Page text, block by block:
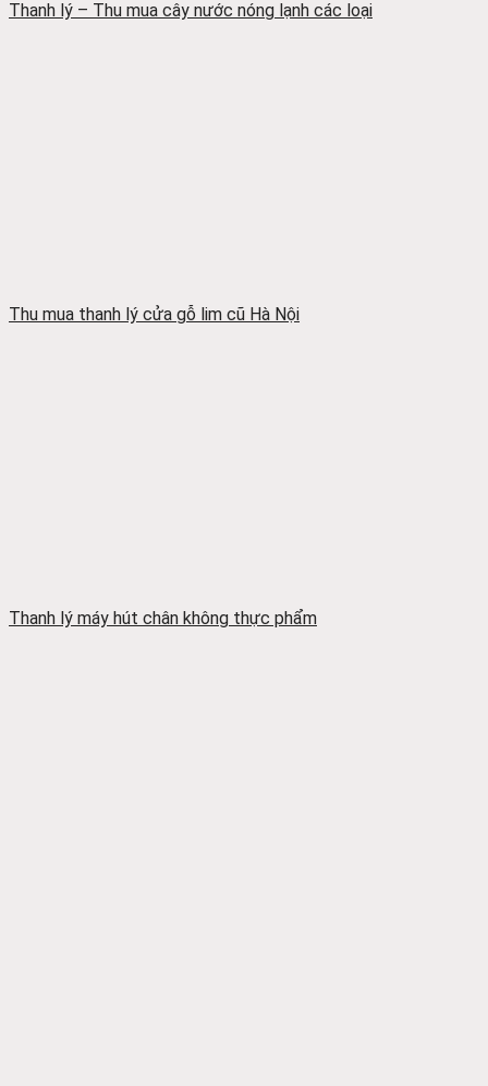
Thanh lý – Thu mua cây nước nóng lạnh các loại
Thu mua thanh lý cửa gỗ lim cũ Hà Nội
Thanh lý máy hút chân không thực phẩm